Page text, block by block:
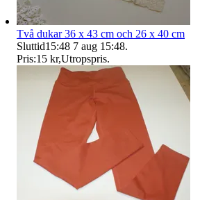
Två dukar 36 x 43 cm och 26 x 40 cm
Sluttid15:48 7 aug 15:48.
Pris:15 kr,Utropspris.